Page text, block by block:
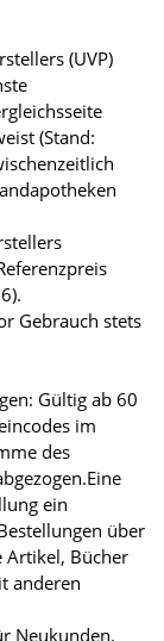
(UVP)
(Stand:
Gebrauch stets
Gültig ab 60
im
des
ein
über
Artikel, Bücher
anderen
Neukunden.